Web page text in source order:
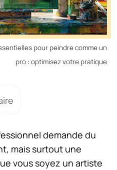
pour peindre comme un
pro : optimisez votre pratique
demande du
mais surtout une
vous soyez un artiste